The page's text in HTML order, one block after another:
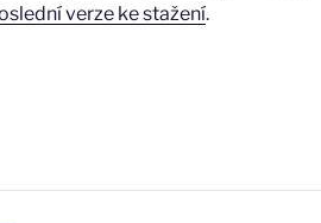
verze ke stažení.